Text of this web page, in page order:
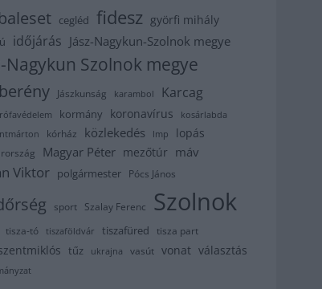
baleset cegléd fidesz györfi mihály
időjárás Jász-Nagykun-Szolnok megye
Nagykun Szolnok megye
Jászkunság karambol Karcag
kormány koronavírus
kosárlabda
kórház közlekedés lmp lopás
Magyar Péter mezőtúr máv
Viktor polgármester Pócs János
sport Szalay Ferenc Szolnok
tisza-tó tiszaföldvár tiszafüred tisza part
tűz ukrajna vasút vonat választás